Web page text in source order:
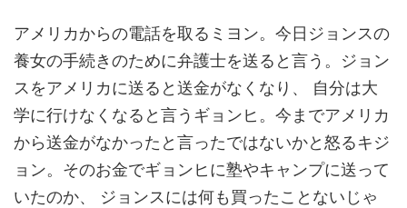
アメリカからの電話を取るミヨン。今日ジョンスの
養女の手続きのために弁護士を送ると言う。ジョン
スをアメリカに送ると送金がなくなり、 自分は大
学に行けなくなると言うギョンヒ。今までアメリカ
から送金がなかったと言ったではないかと怒るキジ
ョン。そのお金でギョンヒに塾やキャンプに送って
いたのか、 ジョンスには何も買ったことないじゃ